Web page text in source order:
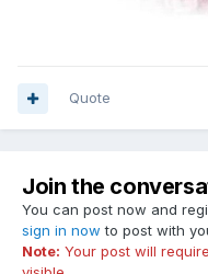
Quote
Join the
You can post now and
sign in now to post with
Note: Your post will